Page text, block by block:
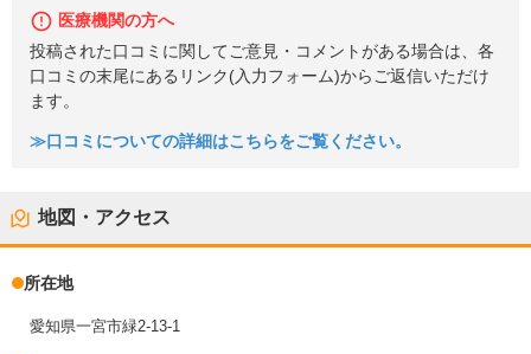
医療機関の方へ
投稿された口コミに関してご意見・コメントがある場合は、各
口コミの末尾にあるリンク(入力フォーム)からご返信いただけ
ます。
≫口コミについての詳細はこちらをご覧ください。
地図・アクセス
所在地
愛知県一宮市緑2-13-1